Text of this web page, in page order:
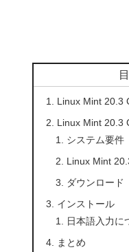
Linux Mint 20.3
Linux Mint 20.3
システム要件
Linux Mint
ダウンロード
インストール
日本語入力に
まとめ